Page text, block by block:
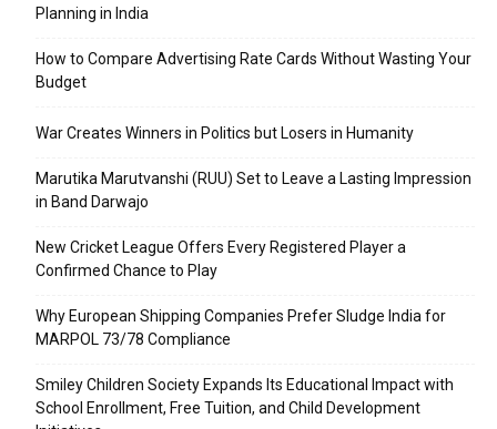
Planning in India
How to Compare Advertising Rate Cards Without Wasting Your
Budget
War Creates Winners in Politics but Losers in Humanity
Marutika Marutvanshi (RUU) Set to Leave a Lasting Impression
in Band Darwajo
New Cricket League Offers Every Registered Player a
Confirmed Chance to Play
Why European Shipping Companies Prefer Sludge India for
MARPOL 73/78 Compliance
Smiley Children Society Expands Its Educational Impact with
School Enrollment, Free Tuition, and Child Development